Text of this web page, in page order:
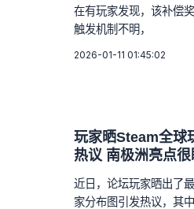
在有玩家发现，该补偿
触发机制不明，
2026-01-11 01:45:02
玩家晒Steam全球
热议 南极洲亮点很
近日，论坛玩家晒出了
家分布图引发热议，其